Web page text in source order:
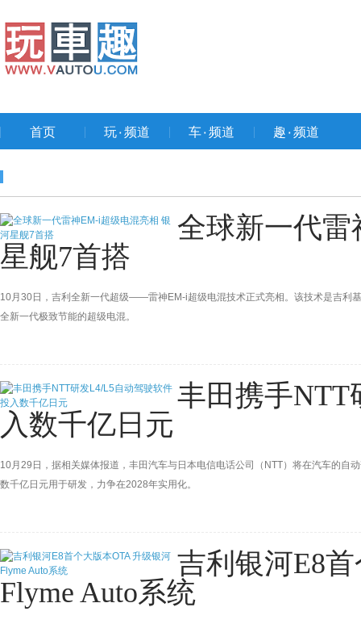
首页 玩۰频道 车۰频道 趣۰频道
全球新一代
星舰7首搭
10月30日，吉利全新一代超级——雷神EM-i超级电混技术正式亮相。该技术是吉利
全新一代极致节能的超级电混。
丰田携手NTT
入数千亿日元
10月29日，据相关媒体报道，丰田汽车与日本电信电话公司（NTT）将在汽车的自
数千亿日元用于研发，力争在2028年实用化。
吉利银河E8
Flyme Auto系统